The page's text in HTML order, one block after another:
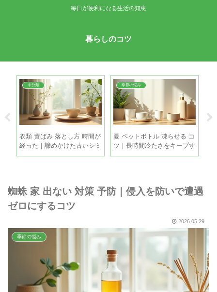
毎日が便利になる生活の知恵
暮らしのコツ
未分類
衣類 黄ばみ 落とし方 時間が
経った｜諦めかけた古いシミ
も家庭で復活させる方法
季節の悩み
夏 ペットボトル 凍らせる コ
ツ｜長時間冷たさをキープす
る5つの方法
蜘蛛 家 出ない 対策 予防｜侵入を防いで遭遇
ゼロにするコツ
2026.05.29
季節の悩み